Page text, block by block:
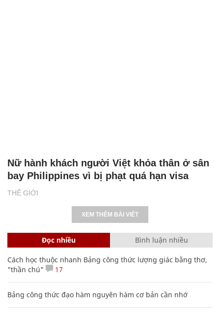
THẾ GIỚI
Nữ hành khách người Việt khỏa thân ở sân
bay Philippines vì bị phạt quá hạn visa
XEM THÊM BÀI VIẾT
Đọc nhiều Bình luận nhiều
Cách học thuộc nhanh Bảng công thức lượng giác bằng thơ,
"thần chú"
17
Bảng công thức đạo hàm nguyên hàm cơ bản cần nhớ